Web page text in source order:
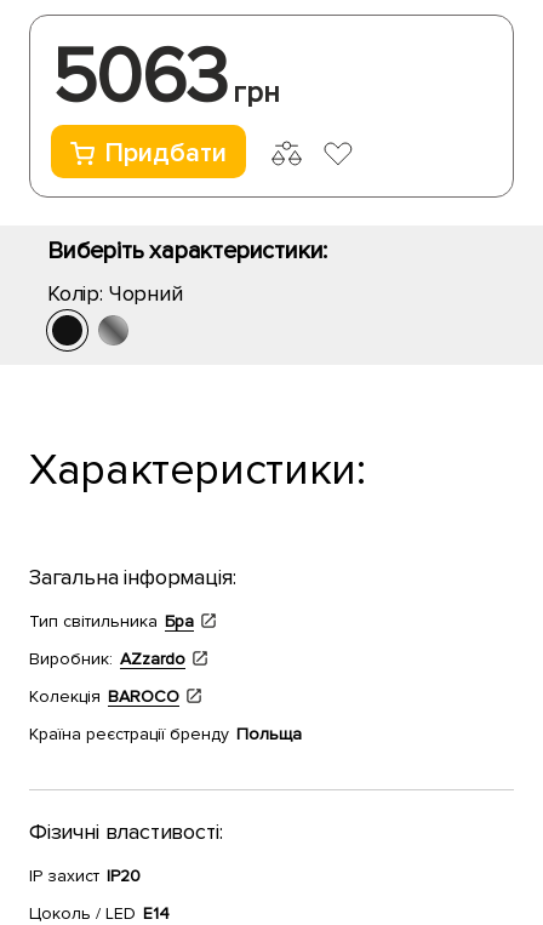
5063 грн
Придбати
Виберіть характеристики:
Колір: Чорний
Характеристики:
Загальна інформація:
Тип світильника Бра
Виробник: AZzardo
Колекція BAROCO
Країна реєстрації бренду Польща
Фізичні властивості:
IP захист IP20
Цоколь / LED E14